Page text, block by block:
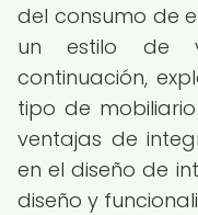
del consumo de
un estilo de
continuación,
tipo de
ventajas de
en el diseño de
diseño y